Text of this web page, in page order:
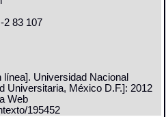
2 83 107
Universidad Nacional
Universitaria, México D.F.]: 2012
Web
195452